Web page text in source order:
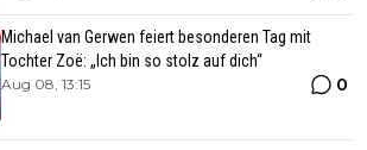
Michael van Gerwen feiert besonderen Tag mit
Tochter Zoë: „Ich bin so stolz auf dich“
Aug 08, 13:15 0